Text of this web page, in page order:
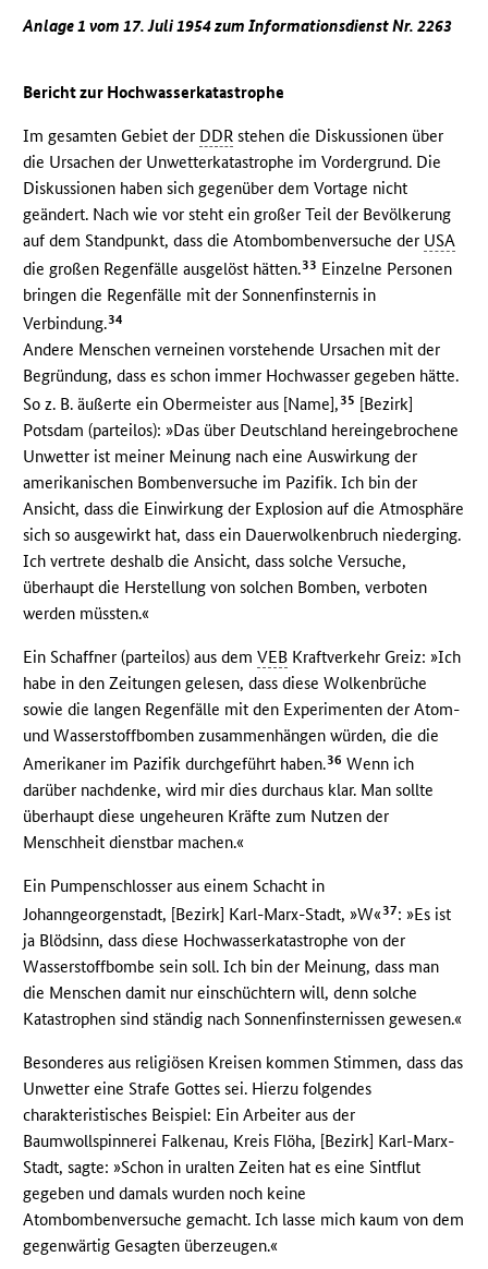
Anlage 1 vom 17. Juli 1954 zum Informationsdienst Nr. 2263
Bericht zur Hochwasserkatastrophe
Im gesamten Gebiet der DDR stehen die Diskussionen über
die Ursachen der Unwetterkatastrophe im Vordergrund. Die
Diskussionen haben sich gegenüber dem Vortage nicht
geändert. Nach wie vor steht ein großer Teil der Bevölkerung
auf dem Standpunkt, dass die Atombombenversuche der USA
die großen Regenfälle ausgelöst hätten.33 Einzelne Personen
bringen die Regenfälle mit der Sonnenfinsternis in
Verbindung.34
Andere Menschen verneinen vorstehende Ursachen mit der
Begründung, dass es schon immer Hochwasser gegeben hätte.
So z. B. äußerte ein Obermeister aus [Name],35 [Bezirk]
Potsdam (parteilos): »Das über Deutschland hereingebrochene
Unwetter ist meiner Meinung nach eine Auswirkung der
amerikanischen Bombenversuche im Pazifik. Ich bin der
Ansicht, dass die Einwirkung der Explosion auf die Atmosphäre
sich so ausgewirkt hat, dass ein Dauerwolkenbruch niederging.
Ich vertrete deshalb die Ansicht, dass solche Versuche,
überhaupt die Herstellung von solchen Bomben, verboten
werden müssten.«
Ein Schaffner (parteilos) aus demVEB Kraftverkehr Greiz: »Ich
habe in den Zeitungen gelesen, dass diese Wolkenbrüche
sowie die langen Regenfälle mit den Experimenten der Atom-
und Wasserstoffbomben zusammenhängen würden, die die
Amerikaner im Pazifik durchgeführt haben.36 Wenn ich
darüber nachdenke, wird mir dies durchaus klar. Man sollte
überhaupt diese ungeheuren Kräfte zum Nutzen der
Menschheit dienstbar machen.«
Ein Pumpenschlosser aus einem Schacht in
Johanngeorgenstadt, [Bezirk] Karl-Marx-Stadt, »W« 37: »Es ist
ja Blödsinn, dass diese Hochwasserkatastrophe von der
Wasserstoffbombe sein soll. Ich bin der Meinung, dass man
die Menschen damit nur einschüchtern will, denn solche
Katastrophen sind ständig nach Sonnenfinsternissen gewesen.«
Besonderes aus religiösen Kreisen kommen Stimmen, dass das
Unwetter eine Strafe Gottes sei. Hierzu folgendes
charakteristisches Beispiel: Ein Arbeiter aus der
Baumwollspinnerei Falkenau, Kreis Flöha, [Bezirk] Karl-Marx-
Stadt, sagte: »Schon in uralten Zeiten hat es eine Sintflut
gegeben und damals wurden noch keine
Atombombenversuche gemacht. Ich lasse mich kaum von dem
gegenwärtig Gesagten überzeugen.«